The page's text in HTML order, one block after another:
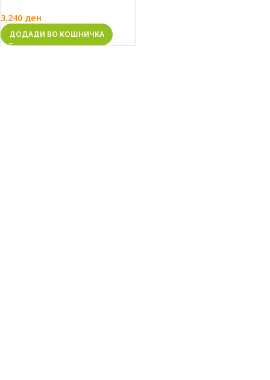
3.240 ден
ДОДАДИ ВО КОШНИЧКА